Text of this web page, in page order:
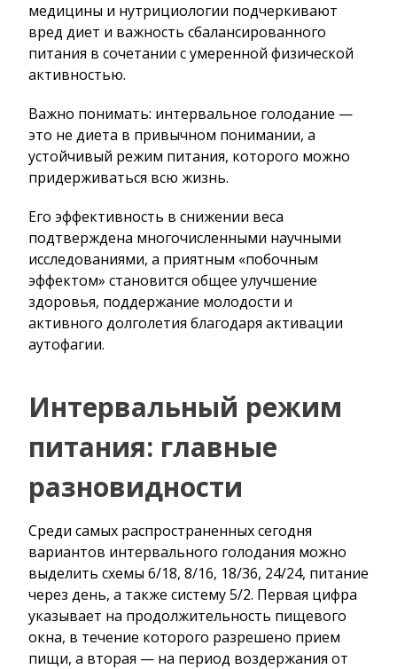
медицины и нутрициологии подчеркивают
вред диет и важность сбалансированного
питания в сочетании с умеренной физической
активностью.
Важно понимать: интервальное голодание —
это не диета в привычном понимании, а
устойчивый режим питания, которого можно
придерживаться всю жизнь.
Его эффективность в снижении веса
подтверждена многочисленными научными
исследованиями, а приятным «побочным
эффектом» становится общее улучшение
здоровья, поддержание молодости и
активного долголетия благодаря активации
аутофагии.
Интервальный режим
питания: главные
разновидности
Среди самых распространенных сегодня
вариантов интервального голодания можно
выделить схемы 6/18, 8/16, 18/36, 24/24, питание
через день, а также систему 5/2. Первая цифра
указывает на продолжительность пищевого
окна, в течение которого разрешено прием
пищи, а вторая — на период воздержания от